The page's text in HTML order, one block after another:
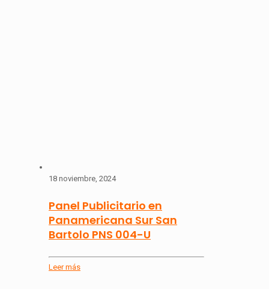
18 noviembre, 2024
Panel Publicitario en
Panamericana Sur San
Bartolo PNS 004-U
Leer más